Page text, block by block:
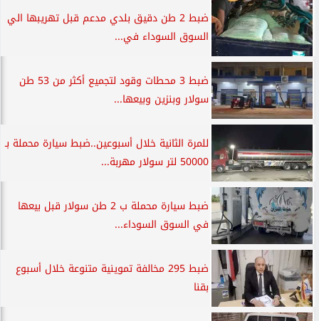
ضبط 2 طن دقيق بلدي مدعم قبل تهريبها الي
السوق السوداء في...
ضبط 3 محطات وقود لتجميع أكثر من 53 طن
سولار وبنزين وبيعها...
للمرة الثانية خلال أسبوعين..ضبط سيارة محملة بـ
50000 لتر سولار مهربة...
ضبط سيارة محملة ب 2 طن سولار قبل بيعها
في السوق السوداء...
ضبط 295 مخالفة تموينية متنوعة خلال أسبوع
بقنا